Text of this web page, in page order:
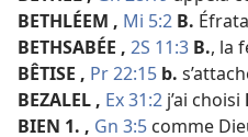
BETHLÉEM , Mi 5:2 B.
BETHSABÉE , 2S 11:3 B., la
BÊTISE , Pr 22:15 b.
BEZALEL , Ex 31:2 j’ai choisi
BIEN 1. , Gn 3:5 comme